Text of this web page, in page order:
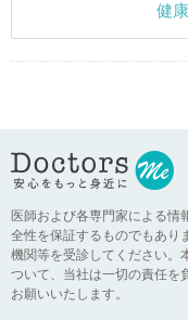
健
医師および各専門家による情
全性を保証するものでもあり
機関等を受診してください。
ついて、当社は一切の責任を
お願いいたします。